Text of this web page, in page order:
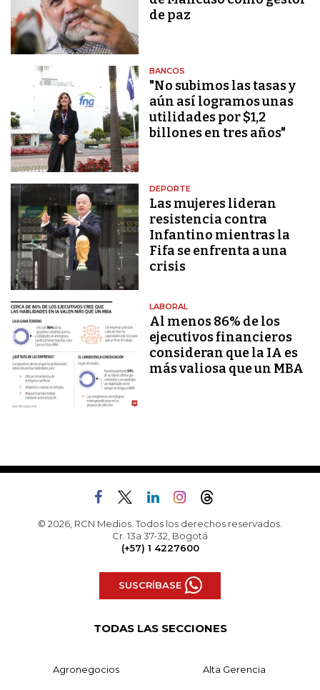
de paz
BANCOS
"No subimos las tasas y
aún así logramos unas
utilidades por $1,2
billones en tres años"
DEPORTE
Las mujeres lideran
resistencia contra
Infantino mientras la
Fifa se enfrenta a una
crisis
LABORAL
Al menos 86% de los
ejecutivos financieros
consideran que la IA es
más valiosa que un MBA
© 2026, RCN Medios. Todos los derechos reservados.
Cr. 13a 37-32, Bogotá
(+57) 1 4227600
SUSCRÍBASE
TODAS LAS SECCIONES
Agronegocios Alta Gerencia